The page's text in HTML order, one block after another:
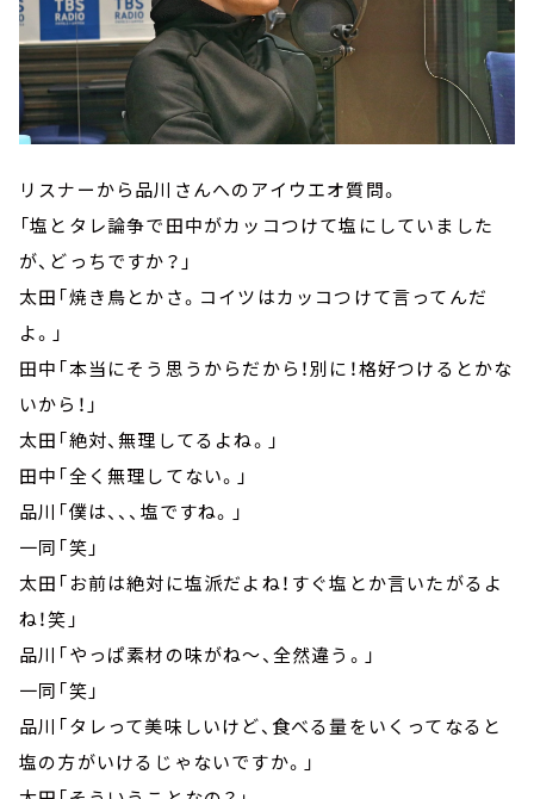
リスナーから品川さんへのアイウエオ質問。
「塩とタレ論争で田中がカッコつけて塩にしていました
が、どっちですか？」
太田「焼き鳥とかさ。コイツはカッコつけて言ってんだ
よ。」
田中「本当にそう思うからだから！別に！格好つけるとかな
いから！」
太田「絶対、無理してるよね。」
田中「全く無理してない。」
品川「僕は、、、塩ですね。」
一同「笑」
太田「お前は絶対に塩派だよね！すぐ塩とか言いたがるよ
ね！笑」
品川「やっぱ素材の味がね～、全然違う。」
一同「笑」
品川「タレって美味しいけど、食べる量をいくってなると
塩の方がいけるじゃないですか。」